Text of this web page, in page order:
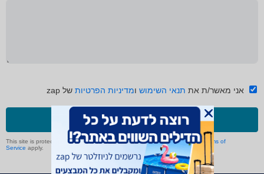
אני מאשר/ת את תנאי השימוש ומדיניות הפרטיות של zap
שליחה
This site is protected by reCAPTCHA and the GooglePrivacy Policyand Terms of
Service apply.